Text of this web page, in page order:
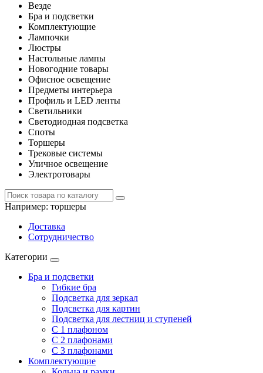
Везде
Бра и подсветки
Комплектующие
Лампочки
Люстры
Настольные лампы
Новогодние товары
Офисное освещение
Предметы интерьера
Профиль и LED ленты
Светильники
Светодиодная подсветка
Споты
Торшеры
Трековые системы
Уличное освещение
Электротовары
Например: торшеры
Доставка
Сотрудничество
Категории
Бра и подсветки
Гибкие бра
Подсветка для зеркал
Подсветка для картин
Подсветка для лестниц и ступеней
С 1 плафоном
С 2 плафонами
С 3 плафонами
Комплектующие